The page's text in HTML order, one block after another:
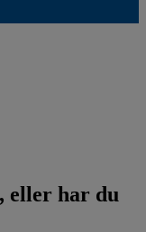
eller har du